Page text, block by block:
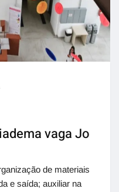
vaga Jo
de materiais
e saída; auxiliar na